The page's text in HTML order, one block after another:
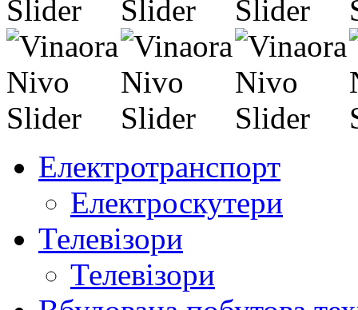
Електротранспорт
Електроскутери
Телевізори
Телевізори